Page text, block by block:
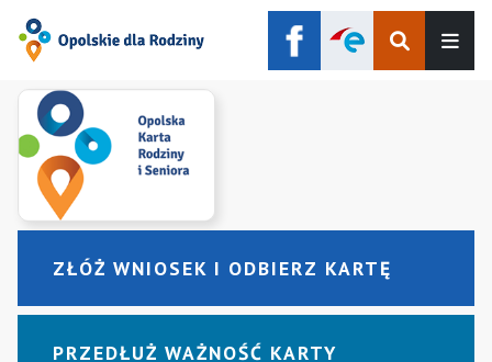
Szukaj
ZŁÓŻ WNIOSEK I ODBIERZ KARTĘ
PRZEDŁUŻ WAŻNOŚĆ KARTY